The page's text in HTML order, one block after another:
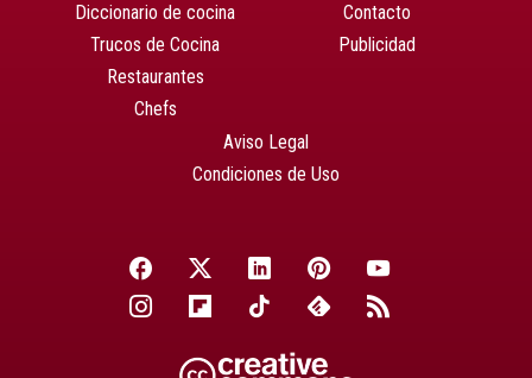
Diccionario de cocina
Trucos de Cocina
Restaurantes
Chefs
Contacto
Publicidad
Aviso Legal
Condiciones de Uso